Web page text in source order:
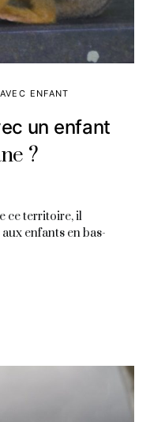
ENFANT
un enfant
?
ce territoire, il
enfants en bas-